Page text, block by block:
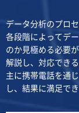
データ分析のプロ
各段階によってデ
のか見極める必要
解説し、対応でき
主に携帯電話を通
し、結果に満足で